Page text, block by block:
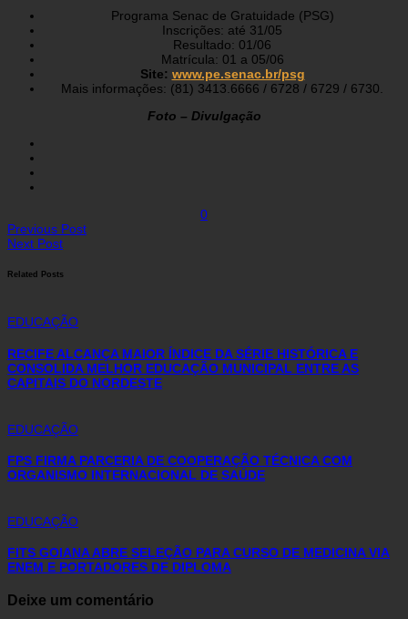
Programa Senac de Gratuidade (PSG)
Inscrições: até 31/05
Resultado: 01/06
Matrícula: 01 a 05/06
Site: www.pe.senac.br/psg
Mais informações: (81) 3413.6666 / 6728 / 6729 / 6730.
Foto – Divulgação
0
Previous Post
Next Post
Related Posts
EDUCAÇÃO
RECIFE ALCANÇA MAIOR ÍNDICE DA SÉRIE HISTÓRICA E
CONSOLIDA MELHOR EDUCAÇÃO MUNICIPAL ENTRE AS
CAPITAIS DO NORDESTE
EDUCAÇÃO
FPS FIRMA PARCERIA DE COOPERAÇÃO TÉCNICA COM
ORGANISMO INTERNACIONAL DE SAÚDE
EDUCAÇÃO
FITS GOIANA ABRE SELEÇÃO PARA CURSO DE MEDICINA VIA
ENEM E PORTADORES DE DIPLOMA
Deixe um comentário